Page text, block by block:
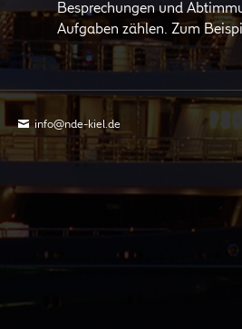
Besprechungen und
Aufgaben zählen. Zum
info@nde-kiel.de